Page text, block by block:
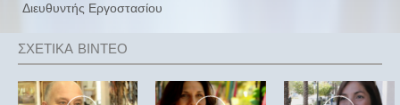
Διευθυντής Εργοστασίου